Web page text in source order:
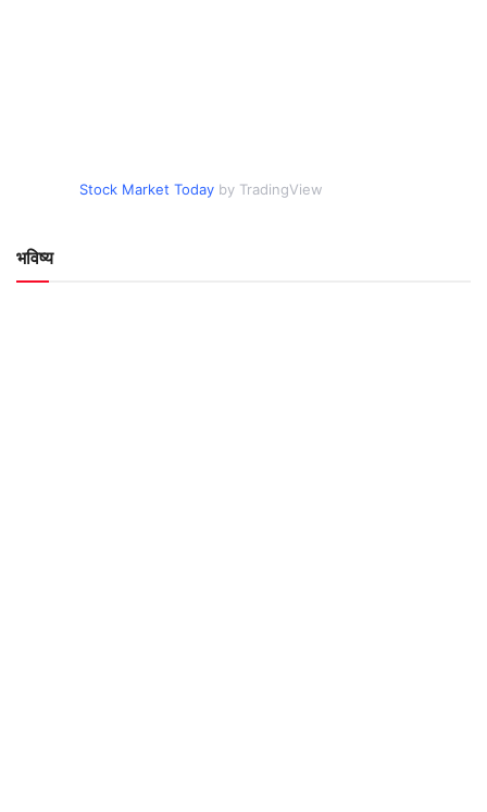
Stock Market Today by TradingView
भविष्य